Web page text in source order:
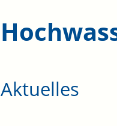
Aktuelles